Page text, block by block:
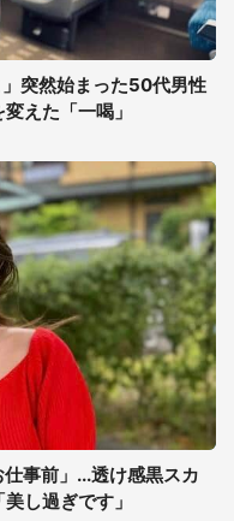
突然始まった50代男性
えた「一喝」
事前」...透け感黒スカ
し過ぎです」